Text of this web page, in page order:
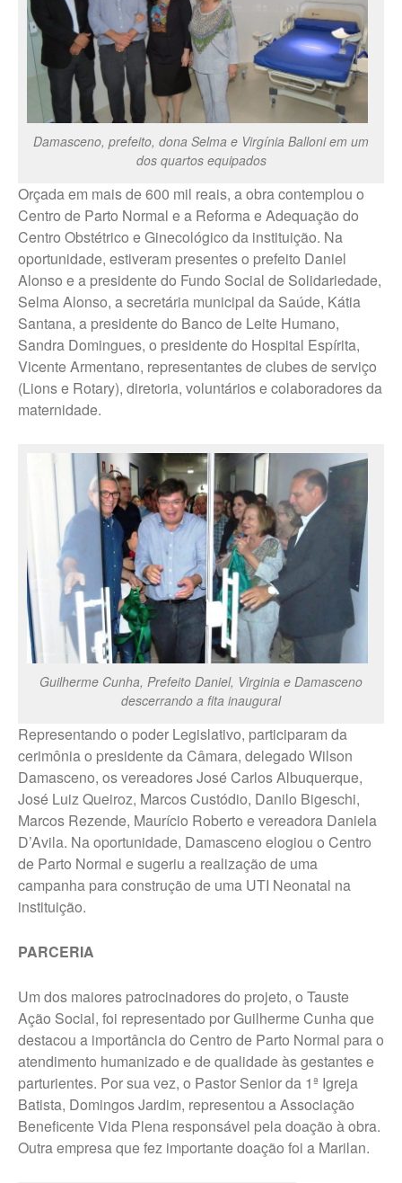
Trabalhe Conosco Ibirarema
Trabalhe Conosco Marília – ESF
Trabalhe Conosco Oscar
Bressane
Trabalhe Conosco Reginópolis
– SP
Trabalhe Conosco Ribeirão do
Trabalhe Conosco São Pedro
do Turvo – SP
CANAL DE DENÚNCIAS
Fale Conosco
Fale Conosco – Ibirarema
Fale Conosco – Campos Novos
Paulista
Bressane
Damasceno, prefeito, dona Selma e Virgínia Balloni em um
dos quartos equipados
Orçada em mais de 600 mil reais, a obra contemplou o
Centro de Parto Normal e a Reforma e Adequação do
Centro Obstétrico e Ginecológico da instituição. Na
oportunidade, estiveram presentes o prefeito Daniel
Alonso e a presidente do Fundo Social de Solidariedade,
Selma Alonso, a secretária municipal da Saúde, Kátia
Santana, a presidente do Banco de Leite Humano,
Sandra Domingues, o presidente do Hospital Espírita,
Vicente Armentano, representantes de clubes de serviço
(Lions e Rotary), diretoria, voluntários e colaboradores da
maternidade.
Guilherme Cunha, Prefeito Daniel, Virginia e Damasceno
descerrando a fita inaugural
Representando o poder Legislativo, participaram da
cerimônia o presidente da Câmara, delegado Wilson
Damasceno, os vereadores José Carlos Albuquerque,
José Luiz Queiroz, Marcos Custódio, Danilo Bigeschi,
Marcos Rezende, Maurício Roberto e vereadora Daniela
D’Avila. Na oportunidade, Damasceno elogiou o Centro
de Parto Normal e sugeriu a realização de uma
campanha para construção de uma UTI Neonatal na
instituição.
PARCERIA
Um dos maiores patrocinadores do projeto, o Tauste
Ação Social, foi representado por Guilherme Cunha que
destacou a importância do Centro de Parto Normal para o
atendimento humanizado e de qualidade às gestantes e
parturientes. Por sua vez, o Pastor Senior da 1ª Igreja
Batista, Domingos Jardim, representou a Associação
Beneficente Vida Plena responsável pela doação à obra.
Outra empresa que fez importante doação foi a Marilan.